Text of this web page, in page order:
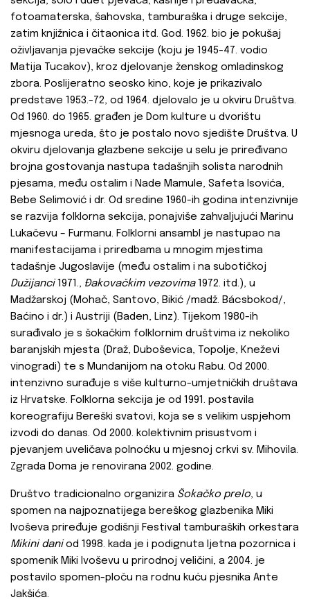
fotoamaterska, šahovska, tamburaška i druge sekcije,
zatim knjižnica i čitaonica itd. God. 1962. bio je pokušaj
oživljavanja pjevačke sekcije (koju je 1945-47. vodio
Matija Tucakov), kroz djelovanje ženskog omladinskog
zbora. Poslijeratno seosko kino, koje je prikazivalo
predstave 1953.-72, od 1964. djelovalo je u okviru Društva.
Od 1960. do 1965. građen je Dom kulture u dvorištu
mjesnoga ureda, što je postalo novo sjedište Društva. U
okviru djelovanja glazbene sekcije u selu je priređivano
brojna gostovanja nastupa tadašnjih solista narodnih
pjesama, među ostalim i Nade Mamule, Safeta Isovića,
Bebe Selimović i dr. Od sredine 1960-ih godina intenzivnije
se razvija folklorna sekcija, ponajviše zahvaljujući Marinu
Lukačevu – Furmanu. Folklorni ansambl je nastupao na
manifestacijama i priredbama u mnogim mjestima
tadašnje Jugoslavije (među ostalim i na subotičkoj
Dužijanci1971., Đakovačkim vezovima1972. itd.), u
Madžarskoj (Mohač, Santovo, Bikić /madž. Bácsbokod/,
Baćino i dr.) i Austriji (Baden, Linz). Tijekom 1980-ih
surađivalo je s šokačkim folklornim društvima iz nekoliko
baranjskih mjesta (Draž, Duboševica, Topolje, Kneževi
vinogradi) te s Mundanijom na otoku Rabu. Od 2000.
intenzivno surađuje s više kulturno-umjetničkih društava
iz Hrvatske. Folklorna sekcija je od 1991. postavila
koreografiju Bereški svatovi, koja se s velikim uspjehom
izvodi do danas. Od 2000. kolektivnim prisustvom i
pjevanjem uveličava polnoćku u mjesnoj crkvi sv. Mihovila.
Zgrada Doma je renovirana 2002. godine.
Društvo tradicionalno organizira Šokačko prelo, u
spomen na najpoznatijega bereškog glazbenika Miki
Ivoševa priređuje godišnji Festival tamburaških orkestara
Mikini daniod 1998. kada je i podignuta ljetna pozornica i
spomenik Miki Ivoševu u prirodnoj veličini, a 2004. je
postavilo spomen-ploču na rodnu kuću pjesnika Ante
Jakšića.